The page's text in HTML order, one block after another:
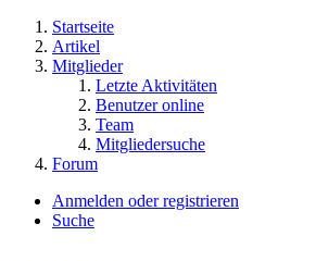
Startseite
Artikel
Mitglieder
Letzte Aktivitäten
Benutzer online
Team
Mitgliedersuche
Forum
Anmelden oder registrieren
Suche